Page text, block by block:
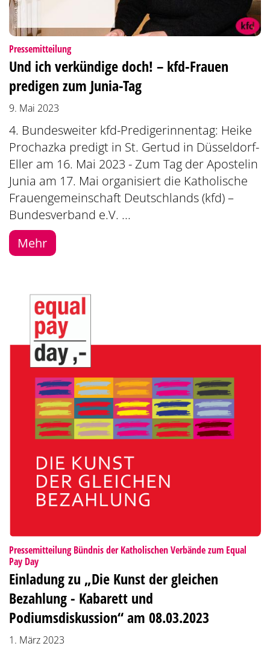
Pressemitteilung:
Und ich verkündige doch! – kfd-Frauen
predigen zum Junia-Tag
9. Mai 2023
4. Bundesweiter kfd-Predigerinnentag: Heike
Prochazka predigt in St. Gertud in Düsseldorf-
Eller am 16. Mai 2023 - Zum Tag der Apostelin
Junia am 17. Mai organisiert die Katholische
Frauengemeinschaft Deutschlands (kfd) –
Bundesverband e.V. ...
Mehr
Pressemitteilung Bündnis der Katholischen Verbände zum Equal
Pay Day:
Einladung zu „Die Kunst der gleichen
Bezahlung - Kabarett und
Podiumsdiskussion“ am 08.03.2023
1. März 2023